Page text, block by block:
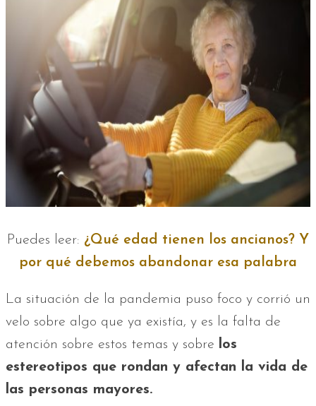
Puedes leer: ¿Qué edad tienen los ancianos? Y
por qué debemos abandonar esa palabra
La situación de la pandemia puso foco y corrió un
velo sobre algo que ya existía, y es la falta de
atención sobre estos temas y sobre
los
estereotipos que rondan y afectan la vida de
las personas mayores.